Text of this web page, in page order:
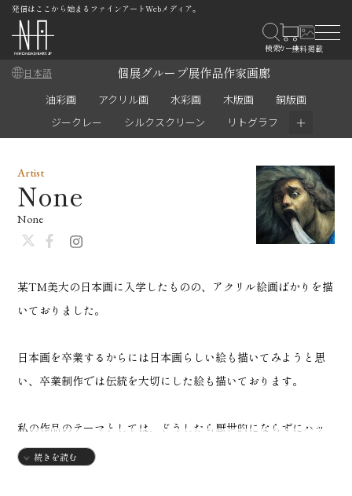
発信はここから始まるファインアートWebメディア。
日本語 個展グループ展作品作家画廊
油彩画 アクリル画 水彩画 木版画
銅版画
ジークレー
シルクスクリーン リトグラフ ＋
某TM美大の日本画に入学したものの、アクリル絵画ばかりを描
いておりました。
日本画を卒業するからには日本画らしい絵も描いてみようと思
い、卒業制作では伝統を大切にした絵も描いております。
私の作品のテーマとしては、どうしたら厭世的にならずにハッ
ピーに生きられるか？、ということが中心となっております
続きを読む
Artist
None
None